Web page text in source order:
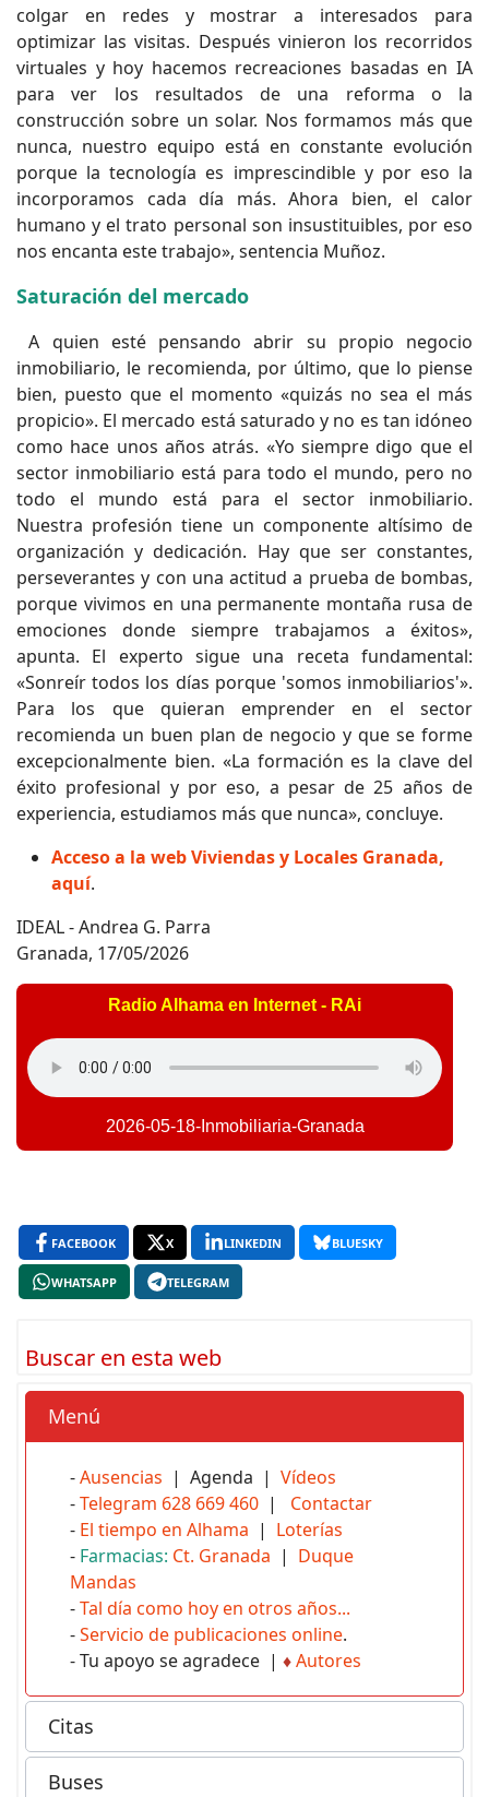
colgar en redes y mostrar a interesados para
optimizar las visitas. Después vinieron los recorridos
virtuales y hoy hacemos recreaciones basadas en IA
para ver los resultados de una reforma o la
construcción sobre un solar. Nos formamos más que
nunca, nuestro equipo está en constante evolución
porque la tecnología es imprescindible y por eso la
incorporamos cada día más. Ahora bien, el calor
humano y el trato personal son insustituibles, por eso
nos encanta este trabajo», sentencia Muñoz.
Saturación del mercado
A quien esté pensando abrir su propio negocio
inmobiliario, le recomienda, por último, que lo piense
bien, puesto que el momento «quizás no sea el más
propicio». El mercado está saturado y no es tan idóneo
como hace unos años atrás. «Yo siempre digo que el
sector inmobiliario está para todo el mundo, pero no
todo el mundo está para el sector inmobiliario.
Nuestra profesión tiene un componente altísimo de
organización y dedicación. Hay que ser constantes,
perseverantes y con una actitud a prueba de bombas,
porque vivimos en una permanente montaña rusa de
emociones donde siempre trabajamos a éxitos»,
apunta. El experto sigue una receta fundamental:
«Sonreír todos los días porque 'somos inmobiliarios'».
Para los que quieran emprender en el sector
recomienda un buen plan de negocio y que se forme
excepcionalmente bien. «La formación es la clave del
éxito profesional y por eso, a pesar de 25 años de
experiencia, estudiamos más que nunca», concluye.
Acceso a la web Viviendas y Locales Granada,
aquí.
IDEAL - Andrea G. Parra
Granada, 17/05/2026
Radio Alhama en Internet - RAi
2026-05-18-Inmobiliaria-Granada
FACEBOOK X LINKEDIN BLUESKY
WHATSAPP TELEGRAM
Buscar en esta web
Menú
-Ausencias | Agenda | Vídeos
-Telegram 628 669 460 | Contactar
- El tiempo en Alhama | Loterías
- Farmacias: Ct. Granada | Duque
Mandas
-Tal día como hoy en otros años...
-Servicio de publicaciones online.
- Tu apoyo se agradece | ♦Autores
Citas
Buses